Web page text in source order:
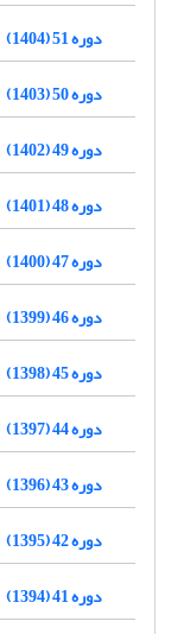
دوره 51 (1404)
دوره 50 (1403)
دوره 49 (1402)
دوره 48 (1401)
دوره 47 (1400)
دوره 46 (1399)
دوره 45 (1398)
دوره 44 (1397)
دوره 43 (1396)
دوره 42 (1395)
دوره 41 (1394)